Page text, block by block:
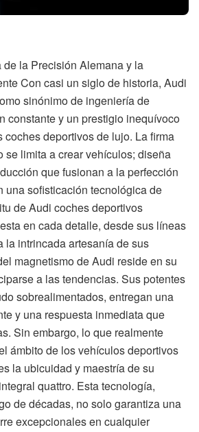
la Precisión Alemana y la
Con casi un siglo de historia, Audi
sinónimo de ingeniería de
constante y un prestigio inequívoco
coches deportivos de lujo. La firma
se limita a crear vehículos; diseña
que fusionan a la perfección
una sofisticación tecnológica de
de Audi coches deportivos
en cada detalle, desde sus líneas
la intrincada artesanía de sus
magnetismo de Audi reside en su
a las tendencias. Sus potentes
sobrealimentados, entregan una
y una respuesta inmediata que
Sin embargo, lo que realmente
ámbito de los vehículos deportivos
la ubicuidad y maestría de su
quattro. Esta tecnología,
de décadas, no solo garantiza una
excepcionales en cualquier